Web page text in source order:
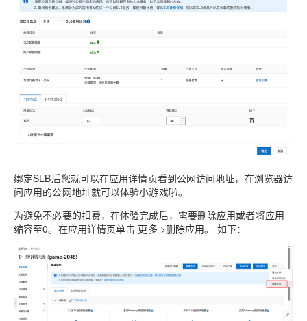
绑定SLB后您就可以在应用详情页看到公网访问地址，在浏览器访
问应用的公网地址就可以体验小游戏啦。
为避免不必要的扣费，在体验完成后，需要删除应用或者将应用
缩容至0。在应用详情页单击 更多 >删除应用。 如下：